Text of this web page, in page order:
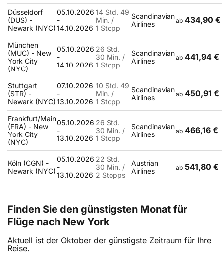
Düsseldorf
(DUS) -
Newark (NYC)
05.10.2026
-
14.10.2026
14 Std. 49
Min. /
1 Stopp
Scandinavian
Airlines
ab 434,90 €
München
(MUC) - New
York City
(NYC)
05.10.2026
-
14.10.2026
26 Std.
30 Min. /
1 Stopp
Scandinavian
Airlines
ab 441,94 €
Stuttgart
(STR) -
Newark (NYC)
07.10.2026
-
13.10.2026
10 Std. 49
Min. /
1 Stopp
Scandinavian
Airlines
ab 450,91 €
Frankfurt/Main
(FRA) - New
York City
(NYC)
05.10.2026
-
13.10.2026
26 Std.
30 Min. /
1 Stopp
Scandinavian
Airlines
ab 466,16 €
Köln (CGN) -
Newark (NYC)
05.10.2026
-
13.10.2026
22 Std.
30 Min. /
2 Stopps
Austrian
Airlines
ab 541,80 €
Finden Sie den günstigsten Monat für
Flüge nach New York
Aktuell ist der Oktober der günstigste Zeitraum für Ihre
Reise.